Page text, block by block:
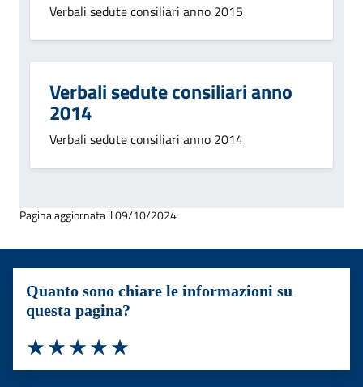
Verbali sedute consiliari anno 2015
Verbali sedute consiliari anno
2014
Verbali sedute consiliari anno 2014
Pagina aggiornata il 09/10/2024
Quanto sono chiare le informazioni su
questa pagina?
Valuta 5 stelle su 5
Valuta 4 stelle su 5
Valuta 3 stelle su 5
Valuta 2 stelle su 5
Valuta 1 stelle su 5